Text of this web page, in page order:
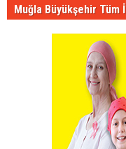
Muğla Büyükşehir Tüm